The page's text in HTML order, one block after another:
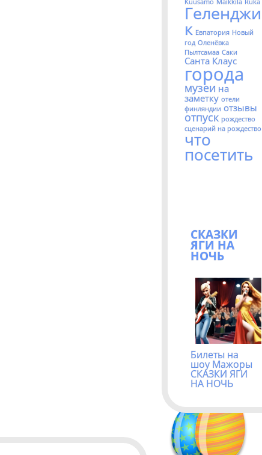
Kuusamo Maikkila Ruka
Геленджи
к Евпатория Новый
год Оленёвка
Пылтсамаа Саки
Санта Клаус
города
музеи на
заметку отели
финляндии отзывы
отпуск рождество
сценарий на рождество
что
посетить
СКАЗКИ
ЯГИ НА
НОЧЬ
Билеты на
шоу Мажоры
СКАЗКИ ЯГИ
НА НОЧЬ